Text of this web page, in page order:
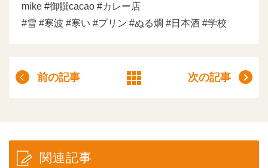
mike #御饌cacao #カレー店
#雪 #寒波 #寒い #プリン #ぬる燗 #日本酒 #学校
前の記事 次の記事
関連記事